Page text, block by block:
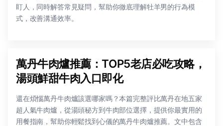
盯人，同時解答常見疑問，幫助你徹底理解牡羊男的行為模
式，改善溝通效率。
萬丹牛肉爐推薦：TOP5老店必吃攻略，
湯頭鮮甜牛肉入口即化
還在煩惱萬丹牛肉爐該選哪家嗎？本篇完整評比萬丹在地五家
超人氣牛肉爐，從湯頭秘方到牛肉部位選擇，提供你最實用的
用餐指南，幫助你輕鬆找到心儀的萬丹牛肉爐推薦。文中包含